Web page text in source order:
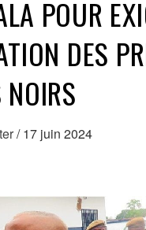
POUR
DES
NOIRS
/ 17 juin 2024